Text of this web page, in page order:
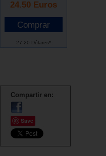
24.50 Euros
27.20 Dólares*
Compartir en:
Save